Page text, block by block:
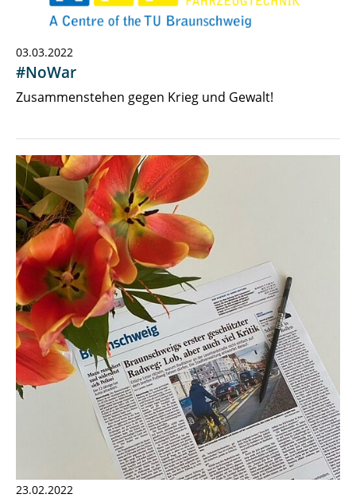
03.03.2022
#NoWar
Zusammenstehen gegen Krieg und Gewalt!
23.02.2022